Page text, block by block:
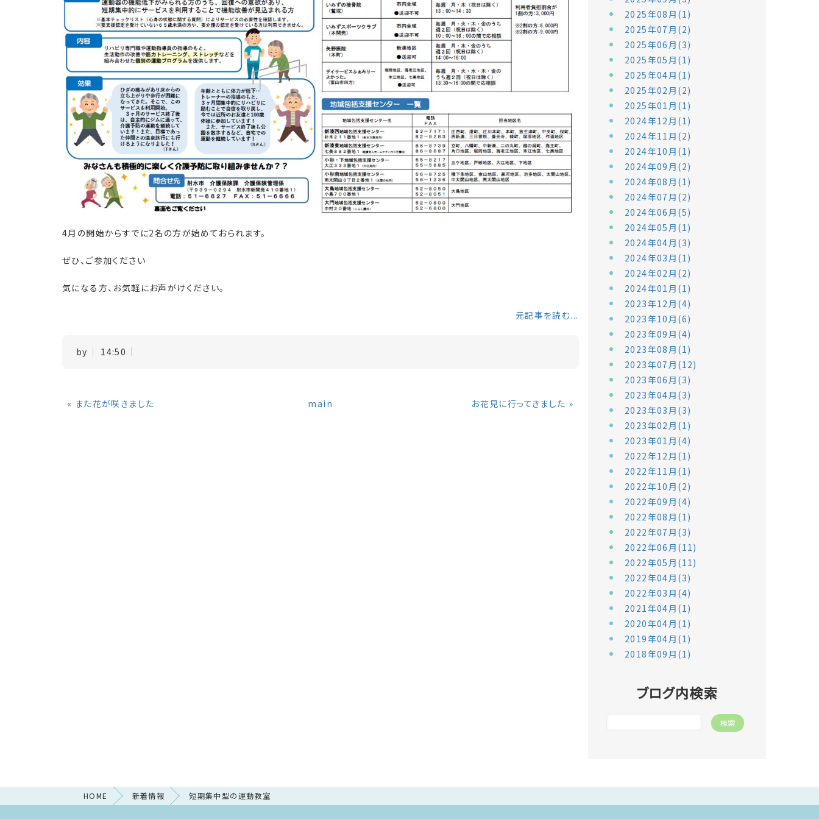
4月の開始からすでに2名の方が始めておられます。
ぜひ、ご参加ください
気になる方、お気軽にお声がけください。
元記事を読む...
by 14:50
« また花が咲きました main お花見に行ってきました »
2025年08月(1)
2025年07月(2)
2025年06月(3)
2025年05月(1)
2025年04月(1)
2025年02月(2)
2025年01月(1)
2024年12月(1)
2024年11月(2)
2024年10月(1)
2024年09月(2)
2024年08月(1)
2024年07月(2)
2024年06月(5)
2024年05月(1)
2024年04月(3)
2024年03月(1)
2024年02月(2)
2024年01月(1)
2023年12月(4)
2023年10月(6)
2023年09月(4)
2023年08月(1)
2023年07月(12)
2023年06月(3)
2023年04月(3)
2023年03月(3)
2023年02月(1)
2023年01月(4)
2022年12月(1)
2022年11月(1)
2022年10月(2)
2022年09月(4)
2022年08月(1)
2022年07月(3)
2022年06月(11)
2022年05月(11)
2022年04月(3)
2022年03月(4)
2021年04月(1)
2020年04月(1)
2019年04月(1)
2018年09月(1)
ブログ内検索
HOME 新着情報 短期集中型の運動教室